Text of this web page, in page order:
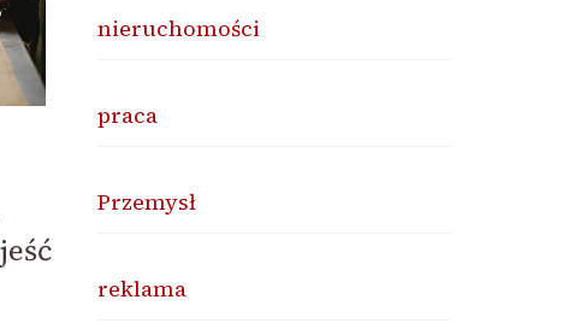
nieruchomości
praca
Przemysł
reklama